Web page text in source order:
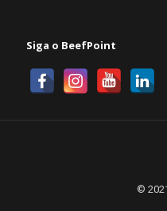
Siga o BeefPoint
©